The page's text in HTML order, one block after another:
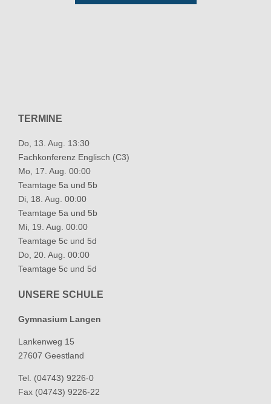
TERMINE
Do, 13. Aug. 13:30
Fachkonferenz Englisch (C3)
Mo, 17. Aug. 00:00
Teamtage 5a und 5b
Di, 18. Aug. 00:00
Teamtage 5a und 5b
Mi, 19. Aug. 00:00
Teamtage 5c und 5d
Do, 20. Aug. 00:00
Teamtage 5c und 5d
UNSERE SCHULE
Gymnasium Langen
Lankenweg 15
27607 Geestland
Tel. (04743) 9226-0
Fax (04743) 9226-22